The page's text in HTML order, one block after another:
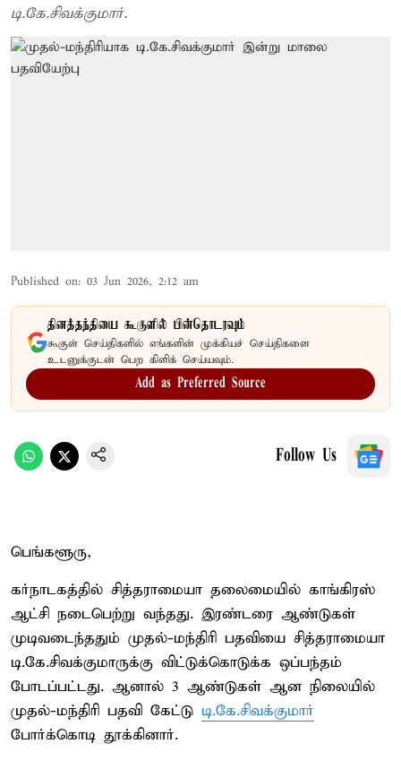
டி.கே.சிவக்குமார்.
Published on: 03 Jun 2026, 2:12 am
தினத்தந்தியை கூகுளில் பின்தொடரவும்
கூகுள் செய்திகளில் எங்களின் முக்கியச் செய்திகளை
உடனுக்குடன் பெற கிளிக் செய்யவும்.
Add as Preferred Source
Follow Us
பெங்களூரு,
கர்நாடகத்தில் சித்தராமையா தலைமையில் காங்கிரஸ்
ஆட்சி நடைபெற்று வந்தது. இரண்டரை ஆண்டுகள்
முடிவடைந்ததும் முதல்-மந்திரி பதவியை சித்தராமையா
டி.கே.சிவக்குமாருக்கு விட்டுக்கொடுக்க ஒப்பந்தம்
போடப்பட்டது. ஆனால் 3 ஆண்டுகள் ஆன நிலையில்
முதல்-மந்திரி பதவி கேட்டு டி.கே.சிவக்குமார்
போர்க்கொடி தூக்கினார்.